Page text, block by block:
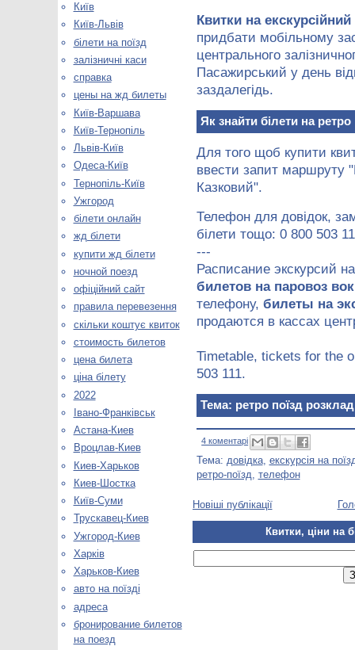
Квитки на
придбати мобільному
центрального
Пасажирський у день
заздалегідь.
Як знайти білети на ретро
Для того щоб купити
ввести запит маршруту
Казковий".
Телефон для довідок,
білети тощо: 0 800 503
---
Расписание экскурсий
билетов на паровоз
телефону, билеты на
продаются в кассах
Timetable, tickets for the
503 111.
Тема: ретро поїзд
4 коментарі
Тема: довідка, екскурсія на
ретро-поїзд телефон
Новіші публікації
Квитки, ціни на
Київ
Київ-Львів
білети на поїзд
залізничні каси
справка
цены на жд билеты
Київ-Варшава
Київ-Тернопіль
Львів-Київ
Одеса-Київ
Тернопіль-Київ
Ужгород
білети онлайн
жд білети
купити жд білети
ночной поезд
офіційний сайт
правила перевезення
скільки коштує квиток
стоимость билетов
цена билета
ціна білету
2022
Івано-Франківськ
Астана-Киев
Вроцлав-Киев
Киев-Харьков
Киев-Шостка
Київ-Суми
Трускавец-Киев
Ужгород-Киев
Харків
Харьков-Киев
авто на поїзді
адреса
бронирование билетов
на поезд